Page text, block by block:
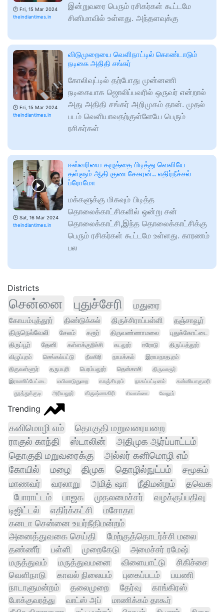
🕑 Fri, 15 Mar 2024
theindiantimes.in
இன்றுவரை பெரும் ரசிகர்கள் கூட்டமே
சினிமாவில் உள்ளது. அந்தளவுக்கு
🕑 Fri, 15 Mar 2024
theindiantimes.in
விடுமுறையை வெளிநாட்டில் கொண்டாடும்
நடிகை அதிதி சங்கர்
கோலிவுட்டில் தற்போது முன்னணி
நடிகையாக ஜொலிப்பவரில் ஒருவர் என்றால்
அது அதிதி சங்கர் அறிமுகம் தான். முதல்
படம் வெளியாவதற்குள்ளேயே பெரும்
ரசிகர்கள்
🕑 Sat, 16 Mar 2024
theindiantimes.in
ஈஸ்வரியை கழுத்தை பிடித்து வெளியே
தள்ளும் ஆதி குண சேகரன்.. எதிர்நீச்சல்
ப்ரோமோ
மக்களுக்கு மிகவும் பிடித்த
தொலைக்காட்சிகளில் ஒன்று சன்
தொலைக்காட்சி,இந்த தொலைக்காட்சிக்கு
பெரும் ரசிகர்கள் கூட்டமே உள்ளது. காரணம்
பல
Districts
சென்னை புதுச்சேரி மதுரை
கோயம்புத்தூர் திண்டுக்கல் திருச்சிராப்பள்ளி தஞ்சாவூர்
திருநெல்வேலி சேலம் கரூர் திருவண்ணாமலை
புதுக்கோட்டை
திருப்பூர்
தேனி கள்ளக்குறிச்சி கடலூர் ஈரோடு
திருப்பத்தூர்
விழுப்புரம்
செங்கல்பட்டு நீலகிரி நாமக்கல்
இராமநாதபுரம்
திருவள்ளூர்
தருமபுரி பெரம்பலூர் தென்காசி
திருவாரூர்
இராணிப்பேட்டை
மயிலாடுதுறை காஞ்சிபுரம் நாகப்பட்டினம்
கன்னியாகுமரி
தூத்துக்குடி
அரியலூர் கிருஷ்ணகிரி சிவகங்கை வேலூர்
Trending
கனிமொழி எம் தொகுதி மறுவரையறை
ராகுல் காந்தி ஸ்டாலின்
அதிமுக ஆர்ப்பாட்டம்
தொகுதி மறுவரைக்கு
அல்லர் கனிமொழி எம்
கோயில்
மழை திமுக தொழில்நுட்பம்
சமூகம்
மாணவர்
வரலாறு அமித் ஷா நீதிமன்றம்
தவெக
போராட்டம்
பாஜக முதலமைச்சர்
வழக்குப்பதிவு
டிஜிட்டல்
எதிர்க்கட்சி
மசோதா
கனடா சென்னை உயர்நீதிமன்றம்
அனைத்துவகை செய்தி
மேற்குத்தொடர்ச்சி மலை
தண்ணீர்
பள்ளி முறைகேடு
அமைச்சர் ரமேஷ்
மருத்துவம்
மருத்துவமனை விளையாட்டு
சிகிச்சை
வெளிநாடு
காவல் நிலையம் புகைப்படம்
பயணி
நாடாளுமன்றம்
தலைமுறை தேர்வு
காங்கிரஸ்
போக்குவரத்து
வாட்ஸ் அப்
மாணிக்கம் தாகூர்